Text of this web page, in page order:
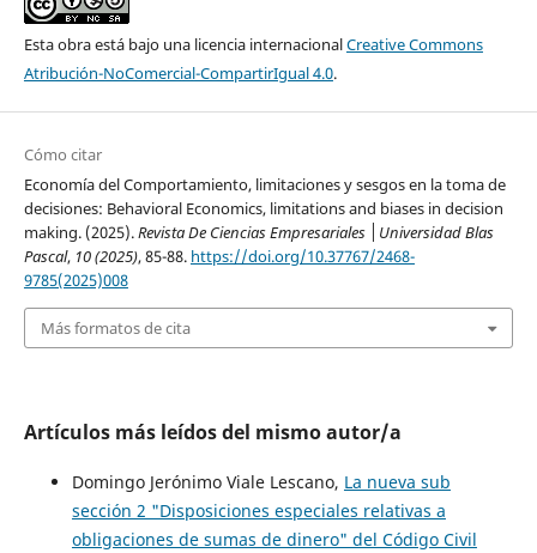
Esta obra está bajo una licencia internacionalCreative Commons
Atribución-NoComercial-CompartirIgual 4.0.
Cómo citar
Economía del Comportamiento, limitaciones y sesgos en la toma de
decisiones: Behavioral Economics, limitations and biases in decision
making. (2025).Revista De Ciencias Empresariales │Universidad Blas
Pascal, 10 (2025), 85-88. https://doi.org/10.37767/2468-
9785(2025)008
Más formatos de cita
Artículos más leídos del mismo autor/a
Domingo Jerónimo Viale Lescano, La nueva sub
sección 2 "Disposiciones especiales relativas a
obligaciones de sumas de dinero" del Código Civil